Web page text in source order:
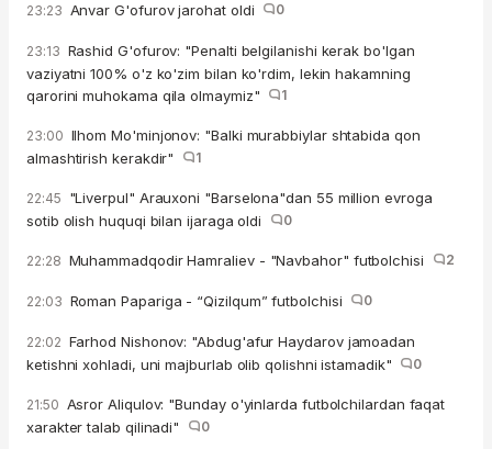
23:23 Anvar G'ofurov jarohat oldi 0
23:13 Rashid G'ofurov: "Penalti belgilanishi kerak bo'lgan
vaziyatni 100% o'z ko'zim bilan ko'rdim, lekin hakamning
qarorini muhokama qila olmaymiz"
1
23:00 Ilhom Mo'minjonov: "Balki murabbiylar shtabida qon
almashtirish kerakdir"
1
22:45 "Liverpul" Arauxoni "Barselona"dan 55 million evroga
sotib olish huquqi bilan ijaraga oldi
0
22:28 Muhammadqodir Hamraliev - "Navbahor" futbolchisi 2
22:03 Roman Papariga - “Qizilqum” futbolchisi 0
22:02 Farhod Nishonov: "Abdug'afur Haydarov jamoadan
ketishni xohladi, uni majburlab olib qolishni istamadik"
0
21:50 Asror Aliqulov: "Bunday o'yinlarda futbolchilardan faqat
xarakter talab qilinadi"
0